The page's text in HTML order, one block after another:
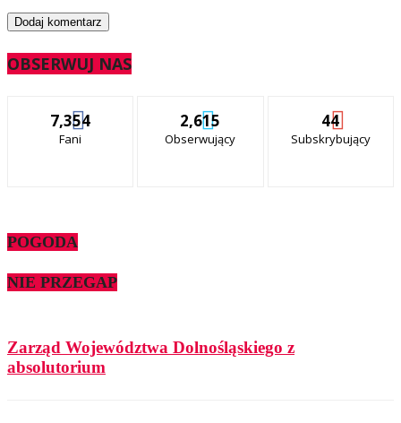
OBSERWUJ NAS
7,354
Fani
2,615
Obserwujący
44
Subskrybujący
POGODA
NIE PRZEGAP
Zarząd Województwa Dolnośląskiego z
absolutorium